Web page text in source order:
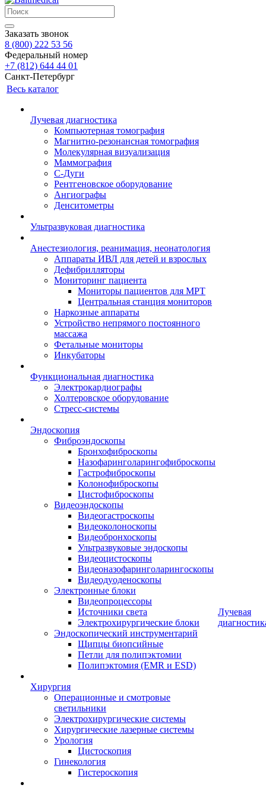
Заказать звонок
8 (800) 222 53 56
Федеральный номер
+7 (812) 644 44 01
Санкт-Петербург
Весь каталог
Лучевая диагностика
Компьютерная томография
Магнитно-резонансная томография
Молекулярная визуализация
Маммография
С-Дуги
Рентгеновское оборудование
Ангиографы
Денситометры
Ультразвуковая диагностика
Анестезиология, реанимация, неонатология
Аппараты ИВЛ для детей и взрослых
Дефибрилляторы
Мониторинг пациента
Мониторы пациентов для МРТ
Центральная станция мониторов
Наркозные аппараты
Устройство непрямого постоянного
массажа
Фетальные мониторы
Инкубаторы
Функциональная диагностика
Электрокардиографы
Холтеровское оборудование
Стресс-системы
Эндоскопия
Фиброэндоскопы
Бронхофиброскопы
Назофаринголарингофиброскопы
Гастрофиброскопы
Колонофиброскопы
Цистофиброскопы
Видеоэндоскопы
Видеогастроскопы
Видеоколоноскопы
Видеобронхоскопы
Ультразвуковые эндоскопы
Видеоцистоскопы
Видеоназофаринголарингоскопы
Видеодуоденоскопы
Электронные блоки
Видеопроцессоры
Источники света
Электрохирургические блоки
Эндоскопический инструментарий
Щипцы биопсийные
Петли для полипэктомии
Полипэктомия (EMR и ESD)
Хирургия
Операционные и смотровые
светильники
Электрохирургические системы
Хирургические лазерные системы
Урология
Цистоскопия
Гинекология
Гистероскопия
Лучевая